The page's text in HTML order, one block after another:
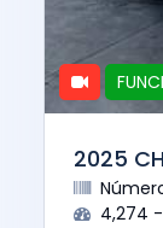
2025
4,274